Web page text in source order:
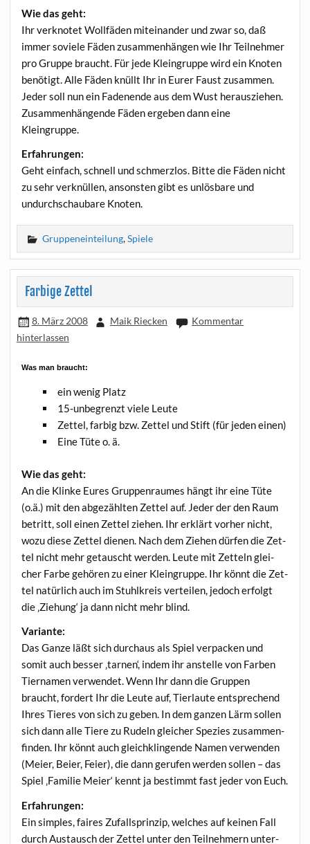
Wie das geht:
Ihr ver­kno­tet Woll­fä­den mit­ein­an­der und zwar so, daß
immer sovie­le Fäden zusam­men­hän­gen wie Ihr Teil­neh­mer
pro Grup­pe braucht. Für jede Klein­grup­pe wird ein Kno­ten
benö­tigt. Alle Fäden knüllt Ihr in Eurer Faust zusam­men.
Jeder soll nun ein Faden­en­de aus dem Wust her­aus­zie­hen.
Zusam­men­hän­gen­de Fäden erge­ben dann eine
Kleingruppe.
Erfah­run­gen:
Geht ein­fach, schnell und schmerz­los. Bit­te die Fäden nicht
zu sehr ver­knül­len, ansons­ten gibt es unlös­ba­re und
undurch­schau­ba­re Knoten.
Gruppeneinteilung,Spiele
Farbige Zettel
8. März 2008 Maik Riecken
Kommentar
hinterlassen
Was man braucht:
ein wenig Platz
15-unbe­grenzt vie­le Leute
Zet­tel, far­big bzw. Zet­tel und Stift (für jeden einen)
Eine Tüte o. ä.
Wie das geht:
An die Klin­ke Eures Grup­pen­rau­mes hängt ihr eine Tüte
(o.ä.) mit den abge­zähl­ten Zet­tel auf. Jeder der den Raum
betritt, soll einen Zet­tel zie­hen. Ihr erklärt vor­her nicht,
wozu die­se Zet­tel die­nen. Nach dem Zie­hen dür­fen die Zet­
tel nicht mehr getauscht wer­den. Leu­te mit Zet­teln glei­
cher Far­be gehö­ren zu einer Klein­grup­pe. Ihr könnt die Zet­
tel natür­lich auch im Stuhl­kreis ver­tei­len, jedoch erfolgt
die ‚Zie­hung‘ ja dann nicht mehr blind.
Vari­an­te:
Das Gan­ze läßt sich durch­aus als Spiel ver­pa­cken und
somit auch bes­ser ‚tar­nen‘, indem ihr anstel­le von Far­ben
Tier­na­men ver­wen­det. Wenn Ihr dann die Grup­pen
braucht, for­dert Ihr die Leu­te auf, Tier­lau­te ent­spre­chend
Ihres Tie­res von sich zu geben. In dem gan­zen Lärm sol­len
sich dann alle Tie­re zu Rudeln glei­cher Spe­zi­es zusam­men­
fin­den. Ihr könnt auch gleich­klin­gen­de Namen ver­wen­den
(Mei­er, Bei­er, Fei­er), die dann geru­fen wer­den sol­len – das
Spiel ‚Fami­lie Mei­er‘ kennt ja bestimmt fast jeder von Euch.
Erfah­run­gen:
Ein simp­les, fai­res Zufalls­prin­zip, wel­ches auf kei­nen Fall
durch Aus­tausch der Zet­tel unter den Teil­neh­mern unter­